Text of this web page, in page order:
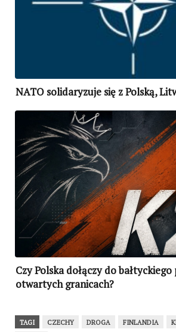
NATO solidaryzuje się z Polską,
Czy Polska dołączy do
otwartych granicach?
TAGI CZECHY DROGA FINLANDIA